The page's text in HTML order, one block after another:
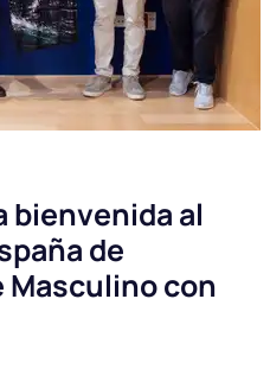
bienvenida al
de
Masculino con